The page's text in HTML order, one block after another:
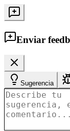
Enviar
Sugerencia